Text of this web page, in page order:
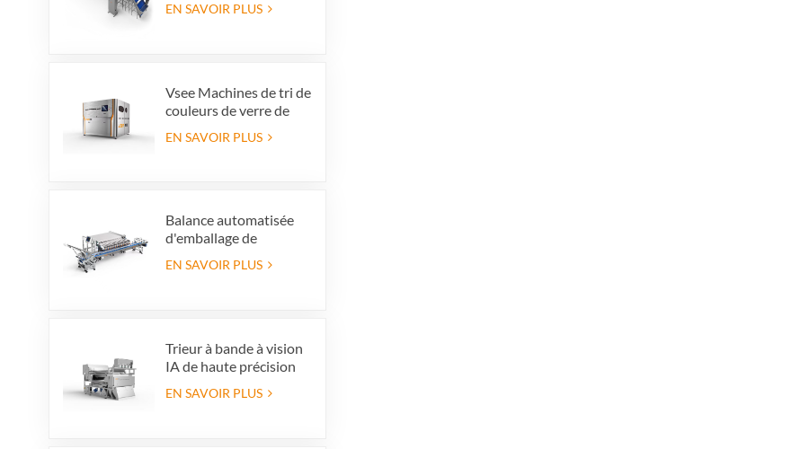
EN SAVOIR PLUS
Vsee Machines de tri de
couleurs de verre de
couleur de couleur
EN SAVOIR PLUS
Balance automatisée
d'emballage de
de rejet intégré,
d'œuvre
EN SAVOIR PLUS
Trieur à bande à vision
IA de haute précision
EN SAVOIR PLUS